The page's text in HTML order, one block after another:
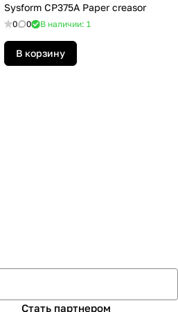
Sysform CP375A Paper creasor
0 0 В наличии: 1
В корзину
Стать партнером